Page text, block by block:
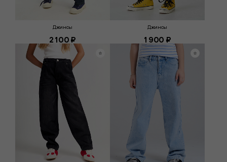
Джинсы
2 100 ₽
Джинсы
1 900 ₽